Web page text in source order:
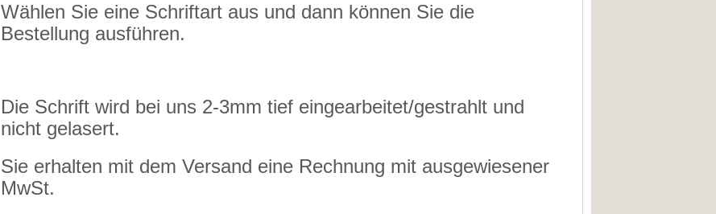
Wählen Sie eine Schriftart aus und dann können Sie die
Bestellung ausführen.
Die Schrift wird bei uns 2-3mm tief eingearbeitet/gestrahlt und
nicht gelasert.
Sie erhalten mit dem Versand eine Rechnung mit ausgewiesener
MwSt.